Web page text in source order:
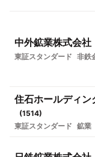
中外鉱業株式会社
東証スタンダード 非鉄
住石ホールディン
(1514)
東証スタンダード 鉱業